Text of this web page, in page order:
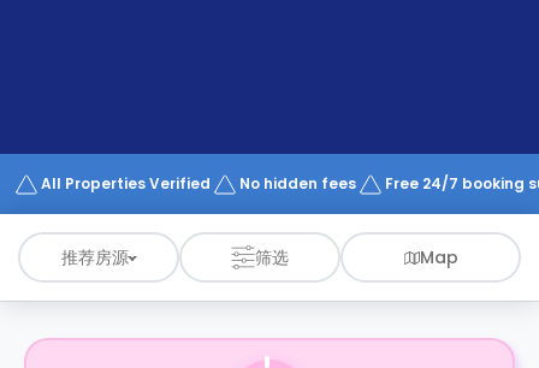
Works
All Properties Verified No hidden fees Free 24/7 booking
推荐房源 筛选 Map